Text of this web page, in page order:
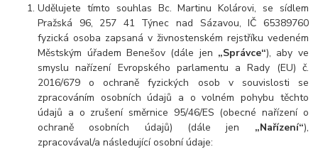
Udělujete tímto souhlas Bc. Martinu Kolárovi, se sídlem
Pražská 96, 257 41 Týnec nad Sázavou, IČ 65389760
fyzická osoba zapsaná v živnostenském rejstříku vedeném
Městským úřadem Benešov (dále jen „Správce“), aby ve
smyslu nařízení Evropského parlamentu a Rady (EU) č.
2016/679 o ochraně fyzických osob v souvislosti se
zpracováním osobních údajů a o volném pohybu těchto
údajů a o zrušení směrnice 95/46/ES (obecné nařízení o
ochraně osobních údajů) (dále jen „Nařízení“),
zpracovával/a následující osobní údaje: